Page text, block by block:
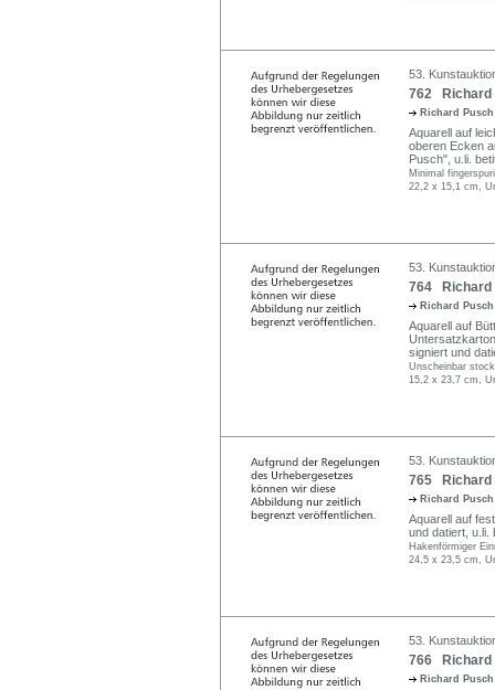
53.
762 Richard
Richard
Aquarell auf
oberen Ecken
Pusch", u.li.
Minimal
22,2 x 15,1 cm,
53.
764 Richard
Richard
Aquarell auf
signiert und
Unscheinbar
15,2 x 23,7 cm,
53.
765 Richard
Richard
Aquarell auf
und datiert, u.li.
Hakenförmiger
24,5 x 23,5 cm,
53.
766 Richard
Richard